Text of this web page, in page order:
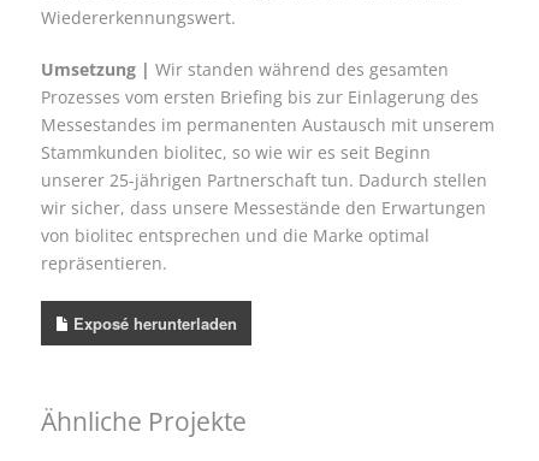
Wiedererkennungswert.
Umsetzung | Wir standen während des gesamten
Prozesses vom ersten Briefing bis zur Einlagerung des
Messestandes im permanenten Austausch mit unserem
Stammkunden biolitec, so wie wir es seit Beginn
unserer 25-jährigen Partnerschaft tun. Dadurch stellen
wir sicher, dass unsere Messestände den Erwartungen
von biolitec entsprechen und die Marke optimal
repräsentieren.
Exposé herunterladen
Ähnliche Projekte
Transparentes Material wird zum sichtbaren Star – AGC